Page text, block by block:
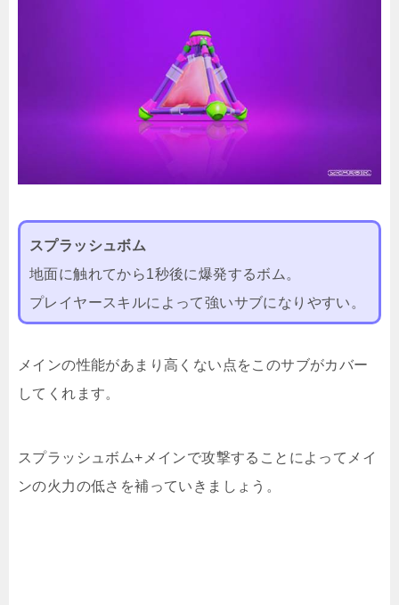
スプラッシュボム
地面に触れてから1秒後に爆発するボム。
プレイヤースキルによって強いサブになりやすい。
メインの性能があまり高くない点をこのサブがカバー
してくれます。
スプラッシュボム+メインで攻撃することによってメイ
ンの火力の低さを補っていきましょう。